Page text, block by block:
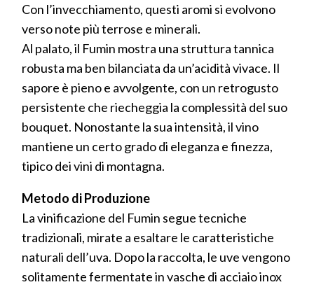
Con l’invecchiamento, questi aromi si evolvono
verso note più terrose e minerali.
Al palato, il Fumin mostra una struttura tannica
robusta ma ben bilanciata da un’acidità vivace. Il
sapore è pieno e avvolgente, con un retrogusto
persistente che riecheggia la complessità del suo
bouquet. Nonostante la sua intensità, il vino
mantiene un certo grado di eleganza e finezza,
tipico dei vini di montagna.
Metodo di Produzione
La vinificazione del Fumin segue tecniche
tradizionali, mirate a esaltare le caratteristiche
naturali dell’uva. Dopo la raccolta, le uve vengono
solitamente fermentate in vasche di acciaio inox